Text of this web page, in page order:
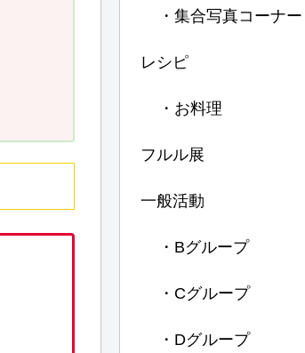
・集合写真コーナー
レシピ
・お料理
フルル展
一般活動
・Bグループ
・Cグループ
・Dグループ